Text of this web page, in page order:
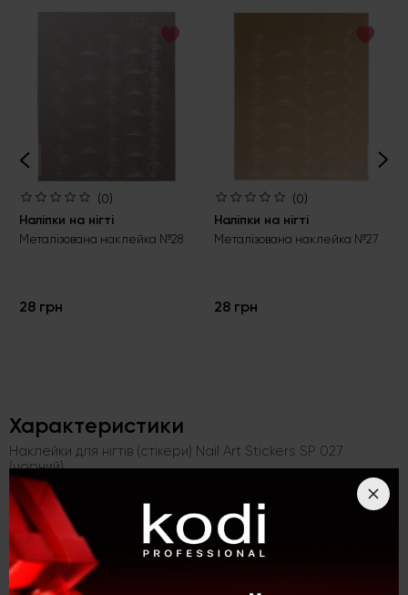
(0)
Наліпки на нігті
Металізована наклейка №28
28 грн
(0)
Наліпки на нігті
Металізована наклейка №27
28 грн
Характеристики
Наклейки для нігтів (стікери) Nail Art Stickers SP 027
(чорний)
Kолекція Nail Art (YL, SP, BP)
Категорія Все для дизайну